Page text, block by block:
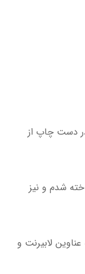
دست چاپ از
شدم و نیز
لابیرنت و